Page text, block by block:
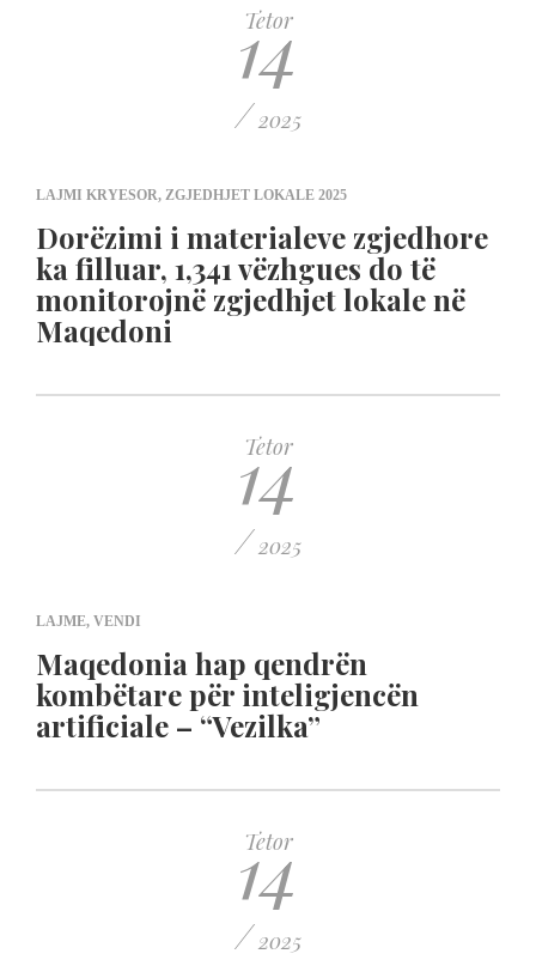
Tetor
14
/ 2025
LAJMI KRYESOR, ZGJEDHJET LOKALE 2025
Dorëzimi i materialeve zgjedhore
ka filluar, 1,341 vëzhgues do të
monitorojnë zgjedhjet lokale në
Maqedoni
Tetor
14
/ 2025
LAJME, VENDI
Maqedonia hap qendrën
kombëtare për inteligjencën
artificiale – “Vezilka”
Tetor
14
/ 2025